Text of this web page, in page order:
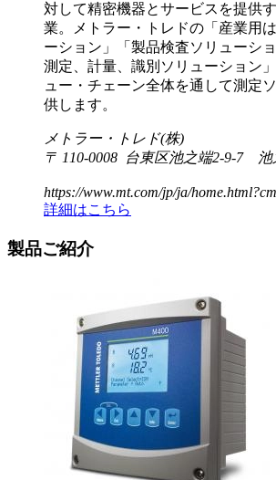
対して精密機器とサービスを提供
業。メトラー・トレドの「産業用
ーション」「製品検査ソリューシ
測定、計量、識別ソリューション
ュー・チェーン全体を通して測定
供します。
メトラー・トレド(株)
〒 110-0008 台東区池之端2-9-7
https://www.mt.com/jp/ja/
詳細はこちら
製品ご紹介